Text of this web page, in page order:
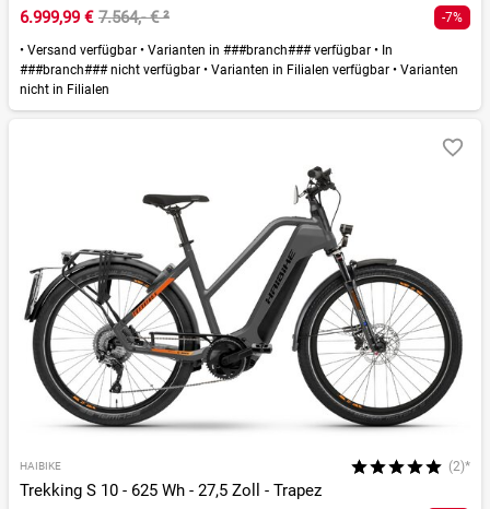
6.999,99 € 7.564,- €² -7%
• Versand verfügbar • Varianten in ###branch### verfügbar • In
###branch### nicht verfügbar • Varianten in Filialen verfügbar • Varianten
nicht in Filialen
HAIBIKE (2)*
Trekking S 10 - 625 Wh - 27,5 Zoll - Trapez